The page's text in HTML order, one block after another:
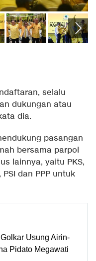
selalu
dukungan atau
dia.
pasangan
bersama parpol
lainnya, yaitu PKS,
dan PPP untuk
Usung Airin-
Pidato Megawati